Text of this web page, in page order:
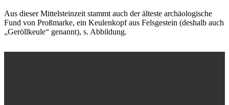
Aus dieser Mittelsteinzeit stammt auch der älteste archäologische
Fund von Proßmarke, ein Keulenkopf aus Felsgestein (deshalb auch
„Geröllkeule“ genannt), s. Abbildung.